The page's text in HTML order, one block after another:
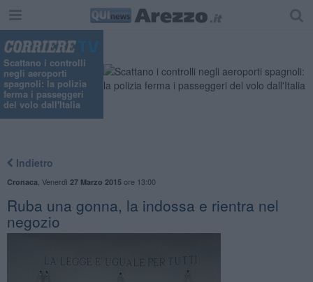
Scattano i controlli
negli aeroporti
spagnoli: la polizia
ferma i passeggeri
del volo dall'Italia
Indietro
Cronaca Venerdì 27 Marzo 2015ore 13:00
Ruba una gonna, la indossa e rientra nel
negozio